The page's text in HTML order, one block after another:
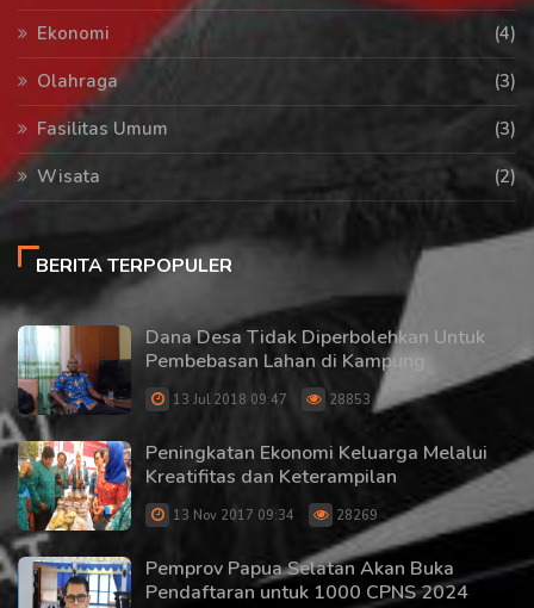
Ekonomi
(4)
Olahraga
(3)
Fasilitas Umum
(3)
Wisata
(2)
BERITA TERPOPULER
Dana Desa Tidak Diperbolehkan Untuk
Pembebasan Lahan di Kampung
13 Jul 2018 09:47 28853
Peningkatan Ekonomi Keluarga Melalui
Kreatifitas dan Keterampilan
13 Nov 2017 09:34 28269
Pemprov Papua Selatan Akan Buka
Pendaftaran untuk 1000 CPNS 2024